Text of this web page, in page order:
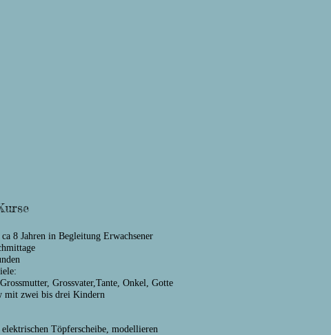
8 Jahren in Begleitung Erwachsener
Grossvater,Tante, Onkel, Gotte
mit zwei bis drei Kindern
Töpferscheibe, modellieren